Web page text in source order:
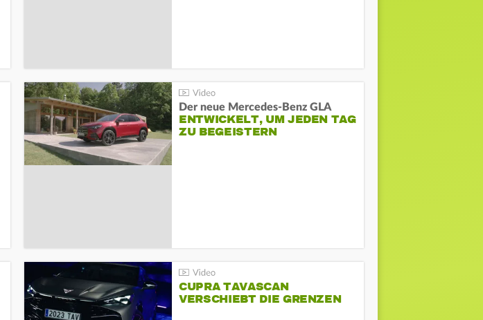
Der neue Mercedes-Benz GLA
ENTWICKELT, UM JEDEN TAG
ZU BEGEISTERN
CUPRA TAVASCAN
VERSCHIEBT DIE GRENZEN